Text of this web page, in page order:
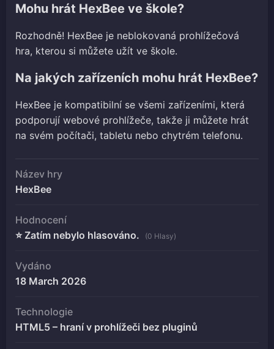
Mohu hrát HexBee ve škole?
Rozhodně! HexBee je neblokovaná prohlížečová
hra, kterou si můžete užít ve škole.
Na jakých zařízeních mohu hrát HexBee?
HexBee je kompatibilní se všemi zařízeními, která
podporují webové prohlížeče, takže ji můžete hrát
na svém počítači, tabletu nebo chytrém telefonu.
Název hry
HexBee
Hodnocení
⭐ Zatím nebylo hlasováno.
(0 Hlasy)
Vydáno
18 March 2026
Technologie
HTML5 – hraní v prohlížeči bez pluginů